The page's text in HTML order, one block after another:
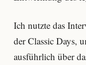
Ich nutzte das
der Classic Days,
ausführlich über